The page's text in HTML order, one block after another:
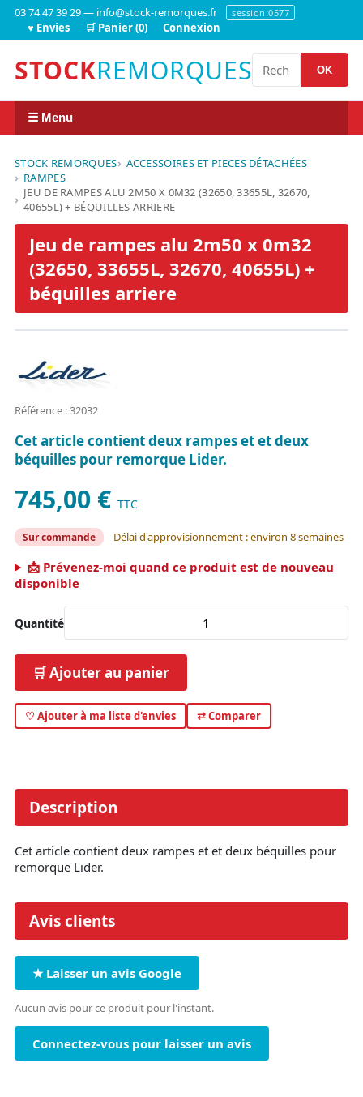
03 74 47 39 29 — info@stock-remorques.fr session:0577
♥ Envies 🛒 Panier (0) Connexion
STOCKREMORQUES OK
☰ Menu
STOCK REMORQUES
ACCESSOIRES ET PIECES DÉTACHÉES
RAMPES
JEU DE RAMPES ALU 2M50 X 0M32 (32650, 33655L, 32670,
40655L) + BÉQUILLES ARRIERE
Jeu de rampes alu 2m50 x 0m32
(32650, 33655L, 32670, 40655L) +
béquilles arriere
Référence : 32032
Cet article contient deux rampes et et deux
béquilles pour remorque Lider.
745,00 € TTC
Sur commande Délai d'approvisionnement : environ 8 semaines
📩 Prévenez-moi quand ce produit est de nouveau
disponible
Quantité
🛒 Ajouter au panier
♡ Ajouter à ma liste d'envies ⇄ Comparer
Description
Cet article contient deux rampes et et deux béquilles pour
remorque Lider.
Avis clients
★ Laisser un avis Google
Aucun avis pour ce produit pour l'instant.
Connectez-vous pour laisser un avis